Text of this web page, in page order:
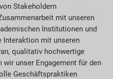
Stakeholdern
mit unseren
Institutionen und
Interaktion mit unseren
qualitativ hochwertige
wir unser Engagement für den
Geschäftspraktiken